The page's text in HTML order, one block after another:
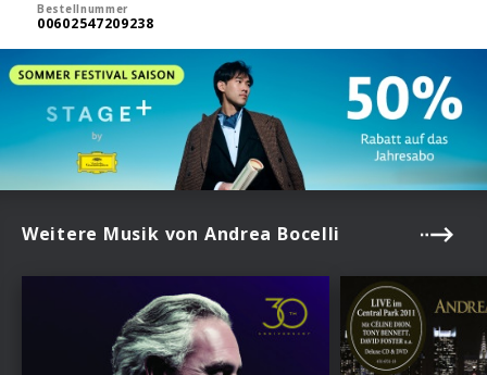
Bestellnummer
00602547209238
Weitere Musik von Andrea Bocelli